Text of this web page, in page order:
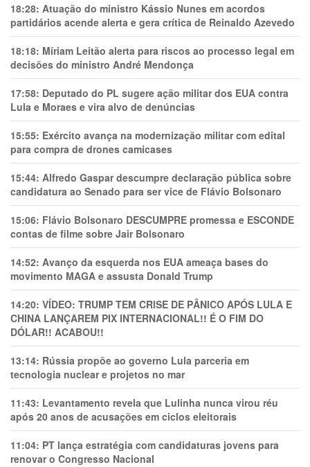
18:28: Atuação do ministro Kássio Nunes em acordos
partidários acende alerta e gera crítica de Reinaldo Azevedo
18:18: Míriam Leitão alerta para riscos ao processo legal em
decisões do ministro André Mendonça
17:58: Deputado do PL sugere ação militar dos EUA contra
Lula e Moraes e vira alvo de denúncias
15:55: Exército avança na modernização militar com edital
para compra de drones camicases
15:44: Alfredo Gaspar descumpre declaração pública sobre
candidatura ao Senado para ser vice de Flávio Bolsonaro
15:06: Flávio Bolsonaro DESCUMPRE promessa e ESCONDE
contas de filme sobre Jair Bolsonaro
14:52: Avanço da esquerda nos EUA ameaça bases do
movimento MAGA e assusta Donald Trump
14:20: VÍDEO: TRUMP TEM CRlSE DE PÂNlCO APÓS LULA E
CHINA LANÇAREM PIX INTERNACIONAL!! É O FIM DO
DÓLAR!! ACABOU!!
13:14: Rússia propõe ao governo Lula parceria em
tecnologia nuclear e projetos no mar
11:43: Levantamento revela que Lulinha nunca virou réu
após 20 anos de acusações em ciclos eleitorais
11:04: PT lança estratégia com candidaturas jovens para
renovar o Congresso Nacional